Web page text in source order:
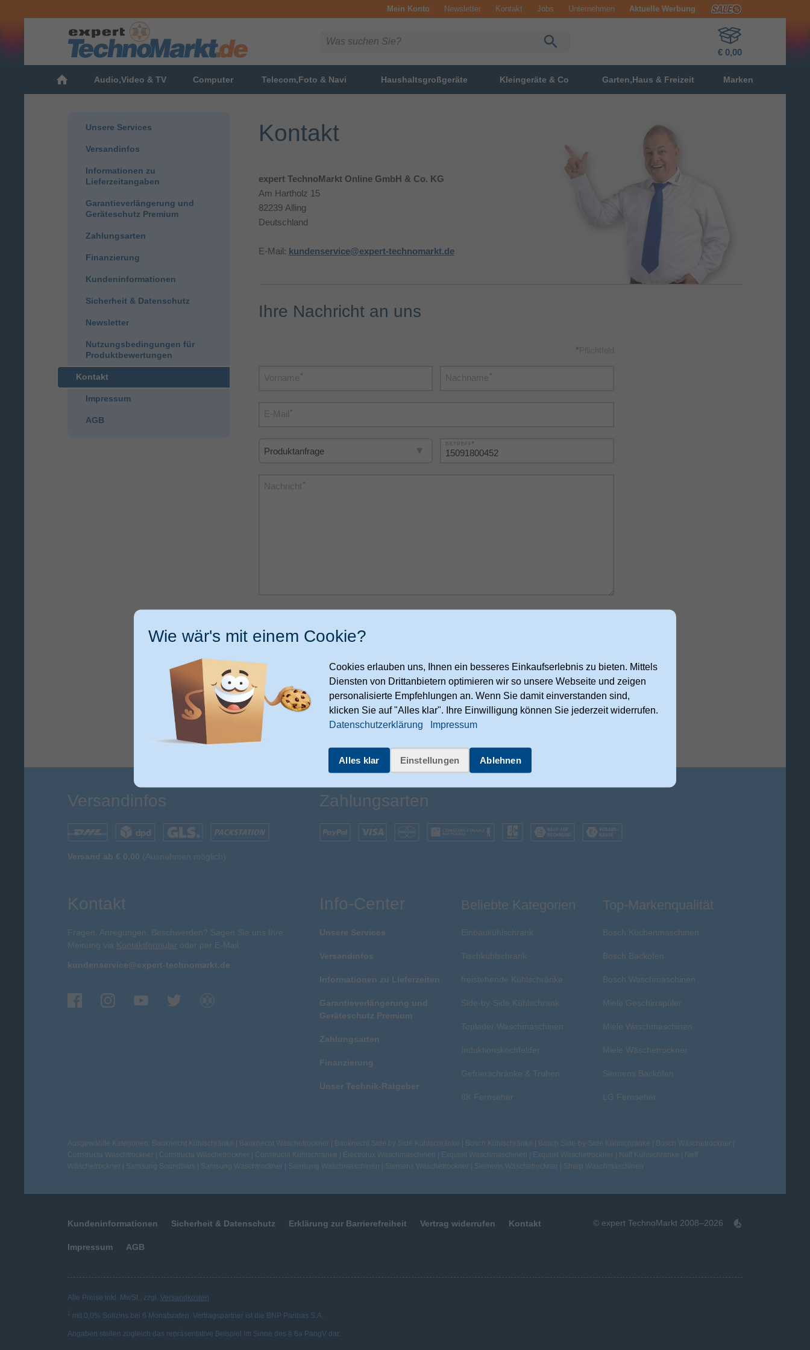
Mein Konto Newsletter Kontakt Jobs Unternehmen Aktuelle Werbung
€ 0,00
Audio,Video & TV Computer Telecom,Foto & Navi Haushaltsgroßgeräte Kleingeräte & Co Garten,Haus & Freizeit Marken
Unsere Services
Versandinfos
Informationen zu
Lieferzeitangaben
Garantieverlängerung und
Geräteschutz Premium
Zahlungsarten
Finanzierung
Kundeninformationen
Sicherheit & Datenschutz
Newsletter
Nutzungsbedingungen für
Produktbewertungen
Kontakt
Impressum
AGB
Kontakt
expert TechnoMarkt Online GmbH & Co. KG
Am Hartholz 15
82239 Alling
Deutschland
E-Mail: kundenservice@expert-technomarkt.de
Ihre Nachricht an uns
*
Vorname* Nachname*
E-Mail*
*
Nachricht*
gespeichert werden. Ich kann meine Einwilligung jederzeit per E-Mail an
kundenservice@expert-technomarkt.de
Versandinfos
Versand ab € 0,00 (Ausnahmen möglich)
Zahlungsarten
Kontakt
Fragen, Anregungen, Beschwerden? Sagen Sie uns Ihre
Meinung via Kontaktformular oder per E-Mail:
kundenservice@expert-technomarkt.de
Info-Center
Unsere Services
Versandinfos
Informationen zu Lieferzeiten
Garantieverlängerung und
Geräteschutz Premium
Zahlungsarten
Finanzierung
Unser Technik-Ratgeber
Beliebte Kategorien
Einbaukühlschrank
Tischkühlschrank
freistehende Kühlschränke
Side-by-Side Kühlschrank
Toplader Waschmaschinen
Induktionskochfelder
Gefrierschränke & Truhen
8K Fernseher
Top-Markenqualität
Bosch Küchenmaschinen
Bosch Backöfen
Bosch Waschmaschinen
Miele Geschirrspüler
Miele Waschmaschinen
Miele Wäschetrockner
Siemens Backöfen
LG Fernseher
Ausgewählte Kategorien: Bauknecht Kühlschränke | Bauknecht Wäschetrockner | Bauknecht Side by Side Kühlschränke | Bosch Kühlschränke | Bosch Side-by-Side Kühlschränke | Bosch Wäschetrockner |
Constructa Waschtrockner | Constructa Wäschetrockner | Constructa Kühlschränke | Electrolux Waschmaschinen | Exquisit Waschmaschinen | Exquisit Wäschetrockner | Neff Kühlschränke | Neff
Wäschetrockner | Samsung Soundbars | Samsung Waschtrockner | Samsung Waschmaschinen | Siemens Wäschetrockner | Siemens Wäschetrockner | Sharp Waschmaschinen
Kundeninformationen Sicherheit & Datenschutz Erklärung zur Barrierefreiheit Vertrag widerrufen Kontakt
Impressum AGB
© expert TechnoMarkt 2008–2026
Alle Preise inkl. MwSt., zzgl. Versandkosten
1 mit 0,0% Sollzins bei 6 Monatsraten. Vertragspartner ist die BNP Paribas S.A.
Angaben stellen zugleich das repräsentative Beispiel im Sinne des § 6a PangV dar.
Wie wär's mit einem Cookie?
Cookies erlauben uns, Ihnen ein besseres Einkaufserlebnis zu bieten. Mittels
Diensten von Drittanbietern optimieren wir so unsere Webseite und zeigen
personalisierte Empfehlungen an. Wenn Sie damit einverstanden sind,
klicken Sie auf "Alles klar". Ihre Einwilligung können Sie jederzeit widerrufen.
Datenschutzerklärung
Impressum
Alles klar Einstellungen Ablehnen